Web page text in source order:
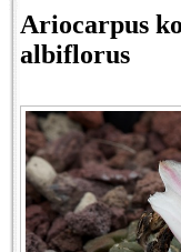
Ariocarpus
albiflorus